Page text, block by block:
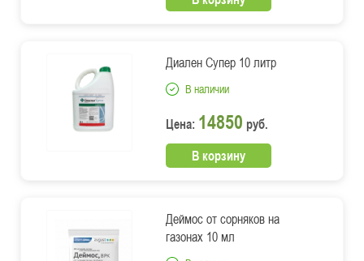
Диален Супер 10 литр
В наличии
Цена: 14850 руб.
В корзину
Деймос от сорняков на
газонах 10 мл